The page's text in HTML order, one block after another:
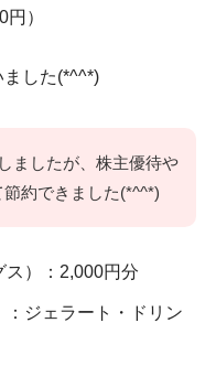
）
した(*^^*)
ましたが、株主優待や
約できました(*^^*)
）：2,000円分
ジェラート・ドリン